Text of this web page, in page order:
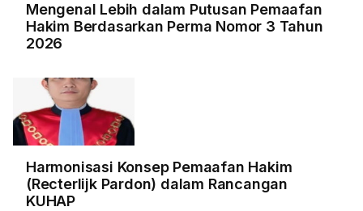
Mengenal Lebih dalam Putusan Pemaafan
Hakim Berdasarkan Perma Nomor 3 Tahun
2026
Harmonisasi Konsep Pemaafan Hakim
(Recterlijk Pardon) dalam Rancangan
KUHAP